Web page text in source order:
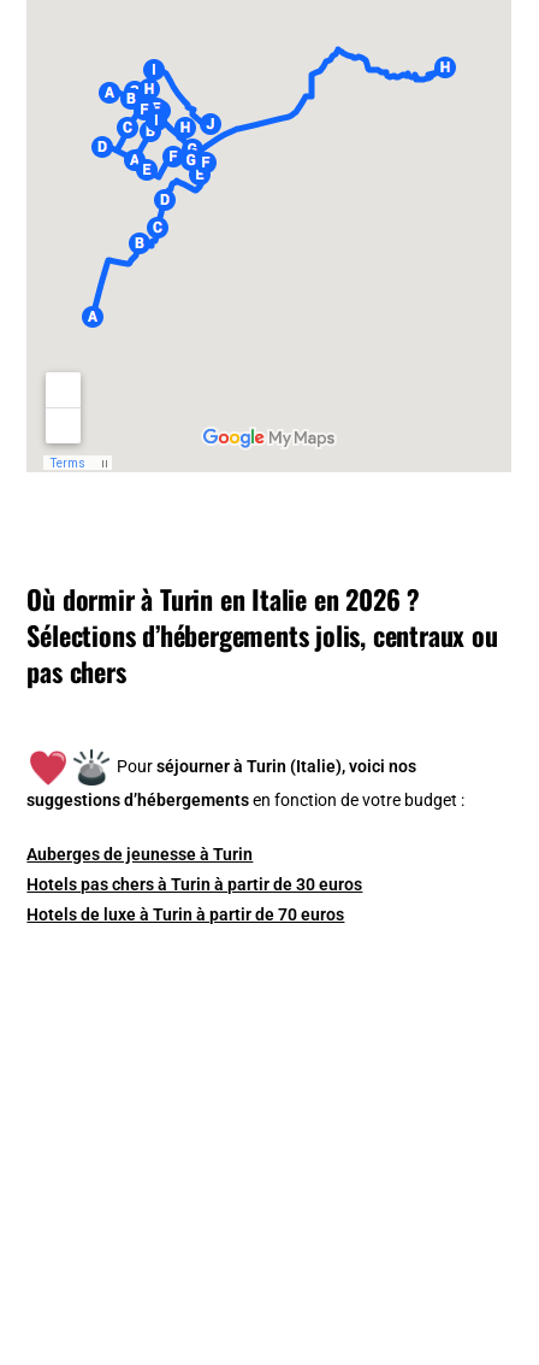
Où dormir à Turin en Italie en 2026 ?
Sélections d’hébergements jolis, centraux ou
pas chers
Pourséjourner à Turin (Italie), voici nos
suggestions d’hébergements en fonction de votre budget :
Auberges de jeunesse à Turin
Hotels pas chers à Turin à partir de 30 euros
Hotels de luxe à Turin à partir de 70 euros